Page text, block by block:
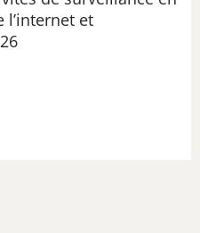
l’internet et